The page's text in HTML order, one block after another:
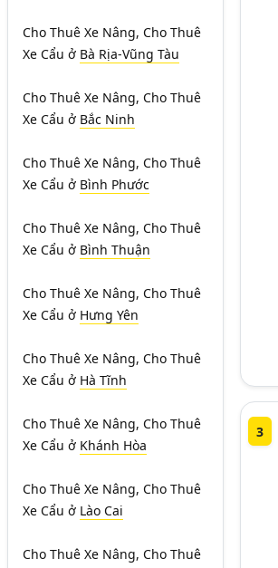
Cho Thuê Xe Nâng, Cho Thuê
Xe Cẩu ở Bà Rịa-Vũng Tàu
Cho Thuê Xe Nâng, Cho Thuê
Xe Cẩu ở Bắc Ninh
Cho Thuê Xe Nâng, Cho Thuê
Xe Cẩu ở Bình Phước
Cho Thuê Xe Nâng, Cho Thuê
Xe Cẩu ở Bình Thuận
Cho Thuê Xe Nâng, Cho Thuê
Xe Cẩu ở Hưng Yên
Cho Thuê Xe Nâng, Cho Thuê
Xe Cẩu ở Hà Tĩnh
Cho Thuê Xe Nâng, Cho Thuê
Xe Cẩu ở Khánh Hòa
Cho Thuê Xe Nâng, Cho Thuê
Xe Cẩu ở Lào Cai
Cho Thuê Xe Nâng, Cho Thuê
3